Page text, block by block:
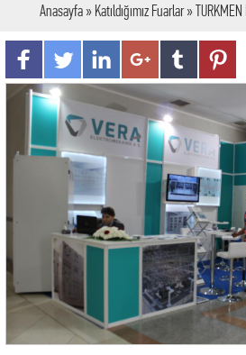
Anasayfa » Katıldığımız Fuarlar» TURKMEN